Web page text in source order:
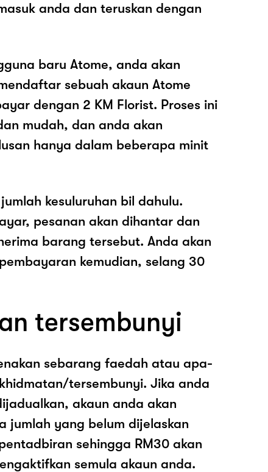
anda dan teruskan dengan
baru Atome, anda akan
sebuah akaun Atome
dengan 2 KM Florist. Proses ini
mudah, dan anda akan
hanya dalam beberapa minit
kesuluruhan bil dahulu.
pesanan akan dihantar dan
barang tersebut. Anda akan
kemudian, selang 30
tersembunyi
sebarang faedah atau apa-
tersembunyi. Jika anda
akaun anda akan
jumlah yang belum dijelaskan
sehingga RM30 akan
semula akaun anda.